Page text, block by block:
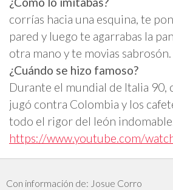
corrías hacia una esquina, te
pared y luego te agarrabas la
otra mano y te movias sabrosón.
¿Cuándo se hizo famoso?
Durante el mundial de Italia 90,
jugó contra Colombia y los
todo el rigor del león
https://www.youtube.com/
Con información de: Josue Corro